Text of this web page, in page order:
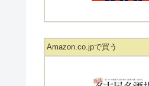
Amazon.co.jpで買う